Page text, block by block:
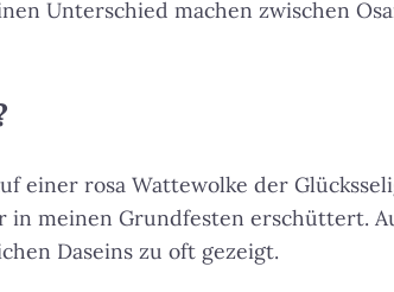
Unterschied machen zwischen
einer rosa Wattewolke der
in meinen Grundfesten erschüttert.
Daseins zu oft gezeigt.